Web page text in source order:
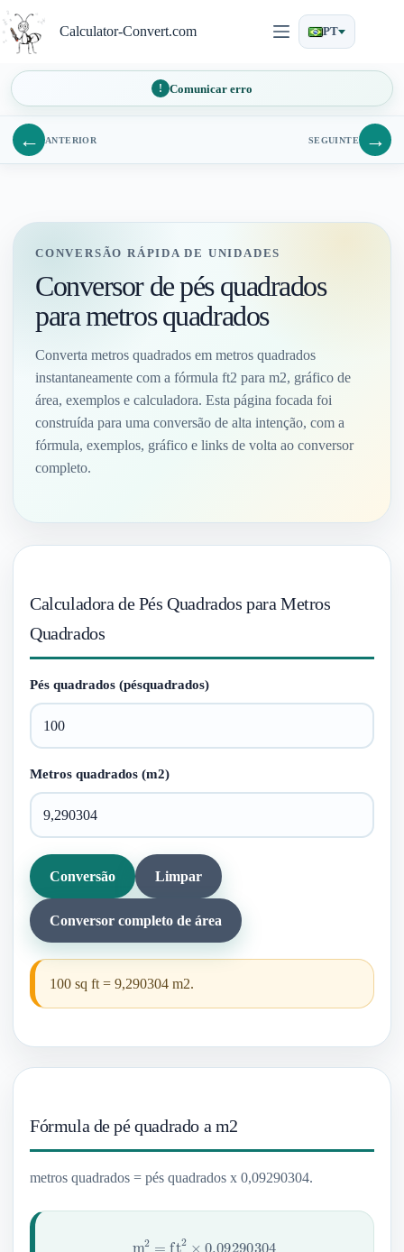
para
o
conteúdo
Calculator-Convert.com PT
Comunicar erro
← ANTERIOR SEGUINTE →
CONVERSÃO RÁPIDA DE UNIDADES
Conversor de pés quadrados
para metros quadrados
Converta metros quadrados em metros quadrados
instantaneamente com a fórmula ft2 para m2, gráfico de
área, exemplos e calculadora. Esta página focada foi
construída para uma conversão de alta intenção, com a
fórmula, exemplos, gráfico e links de volta ao conversor
completo.
Calculadora de Pés Quadrados para Metros
Quadrados
Pés quadrados (pésquadrados)
Metros quadrados (m2)
Conversão Limpar
Conversor completo de área
100 sq ft = 9,290304 m2.
Fórmula de pé quadrado a m2
metros quadrados = pés quadrados x 0,09290304.
m ft2× 0.09290304